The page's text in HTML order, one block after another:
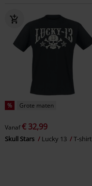
% Grote maten
Vanaf€ 32,99
Skull Stars Lucky 13 T-shirt